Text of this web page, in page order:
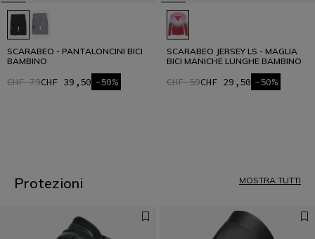
SCARABEO - PANTALONCINI BICI
BAMBINO
CHF 79CHF 39,50 -50%
SCARABEO JERSEY LS - MAGLIA
BICI MANICHE LUNGHE BAMBINO
CHF 59CHF 29,50 -50%
Protezioni MOSTRA TUTTI